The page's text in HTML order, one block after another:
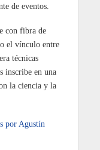
de eventos.
con fibra de
el vínculo entre
técnicas
inscribe en una
la ciencia y la
por Agustín